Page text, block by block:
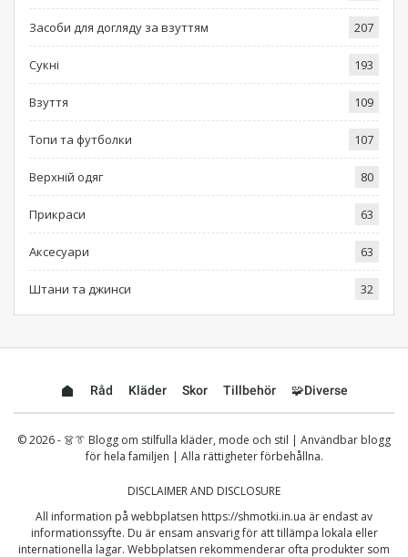
Засоби для догляду за взуттям 207
Сукні 193
Взуття 109
Топи та футболки 107
Верхній одяг 80
Прикраси 63
Аксесуари 63
Штани та джинси 32
Råd Kläder Skor Tillbehör 🧩Diverse
© 2026 - 👗👔 Blogg om stilfulla kläder, mode och stil | Användbar blogg
för hela familjen | Alla rättigheter förbehållna.
DISCLAIMER AND DISCLOSURE
All information på webbplatsen https://shmotki.in.ua är endast av
informationssyfte. Du är ensam ansvarig för att tillämpa lokala eller
internationella lagar. Webbplatsen rekommenderar ofta produkter som